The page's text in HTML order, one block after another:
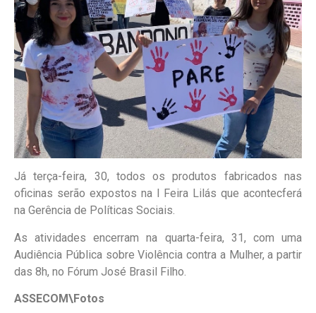
Já terça-feira, 30, todos os produtos fabricados nas
oficinas serão expostos na I Feira Lilás que acontecferá
na Gerência de Políticas Sociais.
As atividades encerram na quarta-feira, 31, com uma
Audiência Pública sobre Violência contra a Mulher, a partir
das 8h, no Fórum José Brasil Filho.
ASSECOM\Fotos